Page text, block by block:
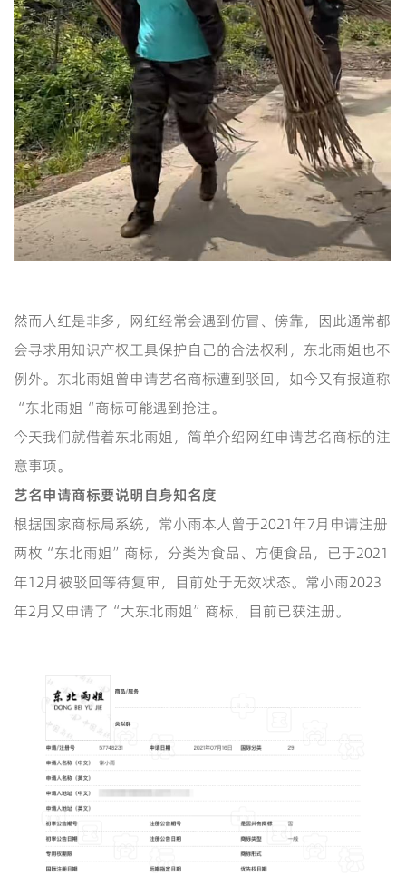
然而人红是非多，网红经常会遇到仿冒、傍靠，因此通常都
会寻求用知识产权工具保护自己的合法权利，东北雨姐也不
例外。东北雨姐曾申请艺名商标遭到驳回，如今又有报道称
“东北雨姐“商标可能遇到抢注。
今天我们就借着东北雨姐，简单介绍网红申请艺名商标的注
意事项。
艺名申请商标要说明自身知名度
根据国家商标局系统，常小雨本人曾于2021年7月申请注册
两枚“东北雨姐”商标，分类为食品、方便食品，已于2021
年12月被驳回等待复审，目前处于无效状态。常小雨2023
年2月又申请了“大东北雨姐”商标，目前已获注册。